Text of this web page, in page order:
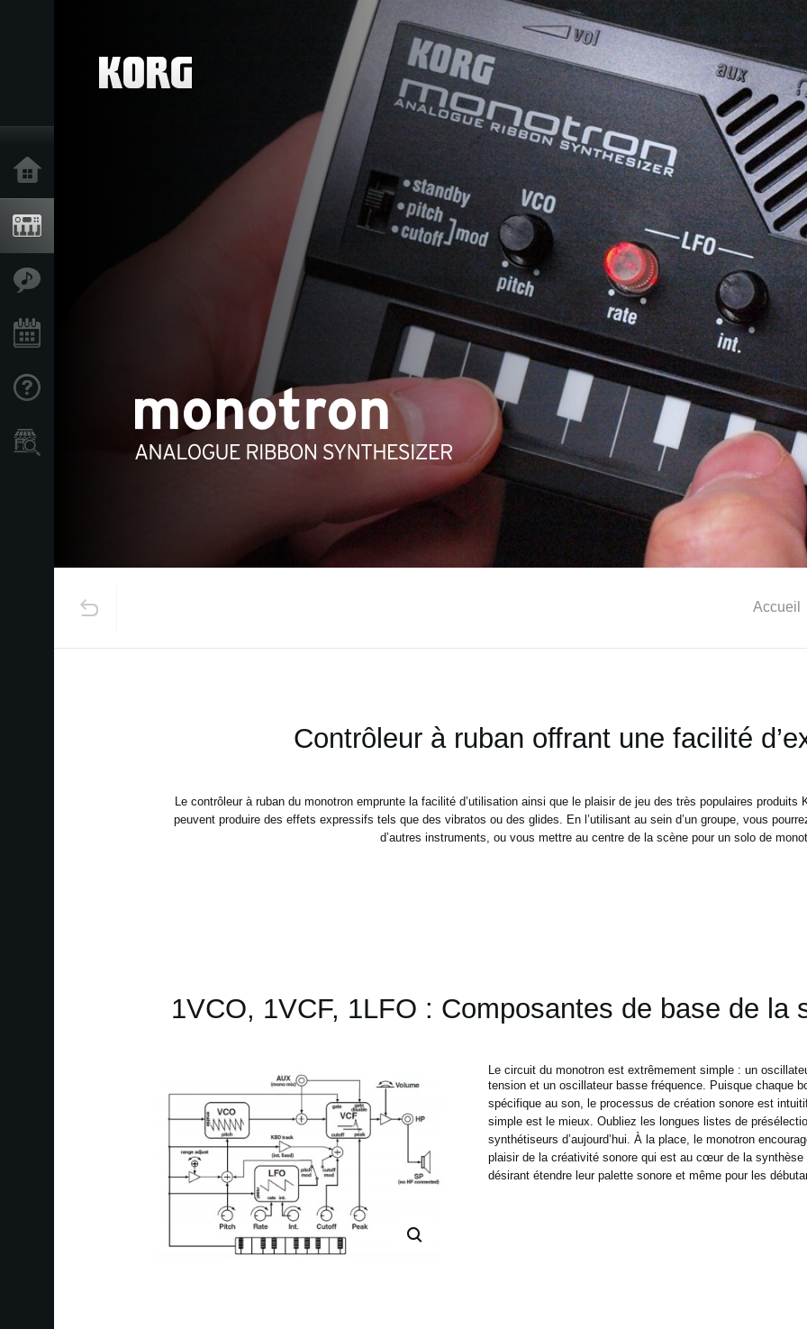
Accueil
Contrôleur à ruban offrant une facilité
Le contrôleur à ruban du monotron emprunte la facilité d’utilisation ainsi que le plaisir de jeu des très populaires produits
peuvent produire des effets expressifs tels que des vibratos ou des glides. En l’utilisant au sein d’un groupe, vous
d’autres instruments, ou vous mettre au centre de la scène pour un solo de
1VCO, 1VCF, 1LFO : Composantes de base de la
Le circuit du monotron est extrêmement simple : un
tension et un oscillateur basse fréquence. Puisque chaque
spécifique au son, le processus de création sonore est
simple est le mieux. Oubliez les longues listes de
synthétiseurs d’aujourd’hui. À la place, le monotron
plaisir de la créativité sonore qui est au cœur de la synthèse
désirant étendre leur palette sonore et même pour les